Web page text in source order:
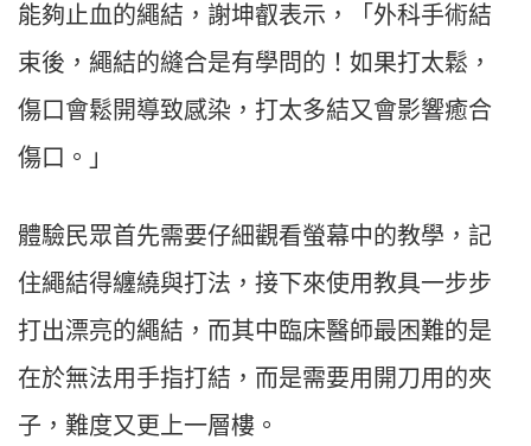
能夠止血的繩結，謝坤叡表示，「外科手術結
束後，繩結的縫合是有學問的！如果打太鬆，
傷口會鬆開導致感染，打太多結又會影響癒合
傷口。」
體驗民眾首先需要仔細觀看螢幕中的教學，記
住繩結得纏繞與打法，接下來使用教具一步步
打出漂亮的繩結，而其中臨床醫師最困難的是
在於無法用手指打結，而是需要用開刀用的夾
子，難度又更上一層樓。